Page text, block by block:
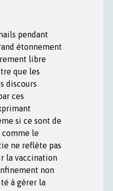
pendant
étonnement
libre
que les
discours
ces
si ce sont de
comme le
ne reflète pas
la vaccination
non
à gérer la